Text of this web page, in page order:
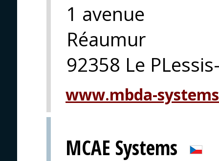
1 avenue
Réaumur
92358 Le
www.mbda-
MCAE Systems